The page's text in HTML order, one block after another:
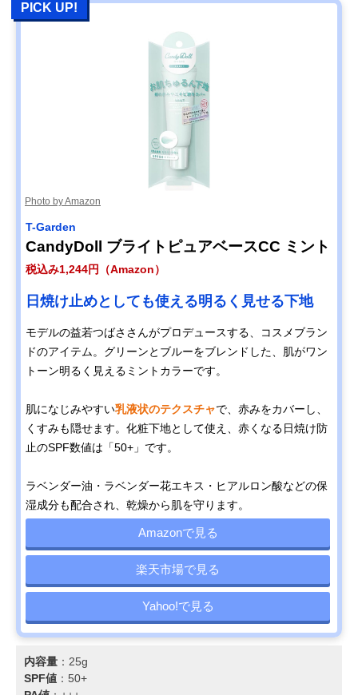
PICK UP!
Photo by Amazon
T-Garden
CandyDoll ブライトピュアベースCC ミント
税込み1,244円（Amazon）
日焼け止めとしても使える明るく見せる下地
モデルの益若つばささんがプロデュースする、コスメブラン
ドのアイテム。グリーンとブルーをブレンドした、肌がワン
トーン明るく見えるミントカラーです。
肌になじみやすい乳液状のテクスチャで、赤みをカバーし、
くすみも隠せます。化粧下地として使え、赤くなる日焼け防
止のSPF数値は「50+」です。
ラベンダー油・ラベンダー花エキス・ヒアルロン酸などの保
湿成分も配合され、乾燥から肌を守ります。
Amazonで見る
楽天市場で見る
Yahoo!で見る
内容量 ：25g
SPF値 ：50+